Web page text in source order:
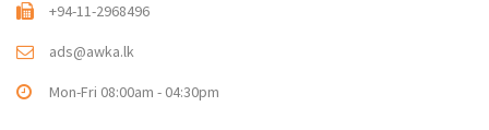
+94-11-2968496
ads@awka.lk
Mon-Fri 08:00am - 04:30pm